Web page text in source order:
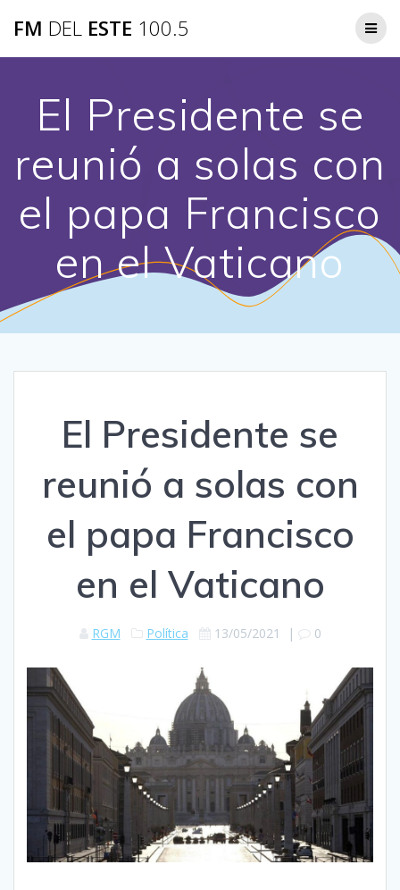
FM DEL ESTE 100.5
El Presidente se
reunió a solas con
el papa Francisco
en el Vaticano
El Presidente se
reunió a solas con
el papa Francisco
en el Vaticano
RGM Política 13/05/2021 | 0